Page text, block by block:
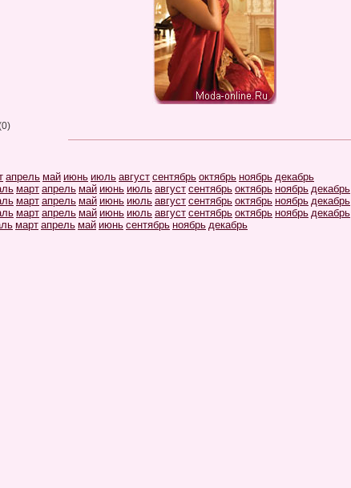
апрель май июнь июль август сентябрь октябрь ноябрь декабрь
март апрель май июнь июль август сентябрь октябрь ноябрь декабрь
март апрель май июнь июль август сентябрь октябрь ноябрь декабрь
март апрель май июнь июль август сентябрь октябрь ноябрь декабрь
март апрель май июнь сентябрь ноябрь декабрь